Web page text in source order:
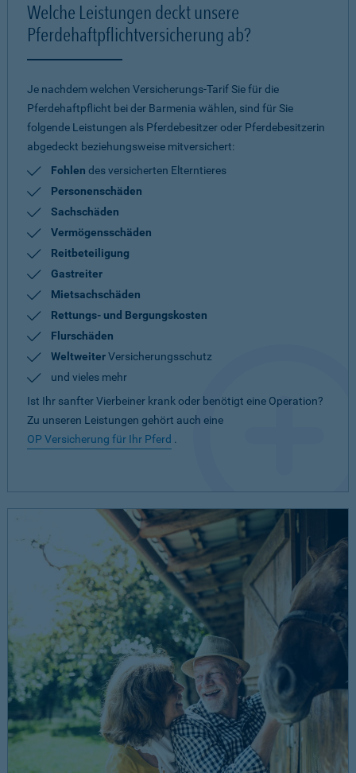
Welche Leistungen deckt unsere
Pferdehaftpflichtversicherung ab?
Je nachdem welchen Versicherungs-Tarif Sie für die
Pferdehaftpflicht bei der Barmenia wählen, sind für Sie
folgende Leistungen als Pferdebesitzer oder Pferdebesitzerin
abgedeckt beziehungsweise mitversichert:
Fohlen des versicherten Elterntieres
Personenschäden
Sachschäden
Vermögensschäden
Reitbeteiligung
Gastreiter
Mietsachschäden
Rettungs- und Bergungskosten
Flurschäden
WeltweiterVersicherungsschutz
und vieles mehr
Ist Ihr sanfter Vierbeiner krank oder benötigt eine Operation?
Zu unseren Leistungen gehört auch eine
OP Versicherung für Ihr Pferd .